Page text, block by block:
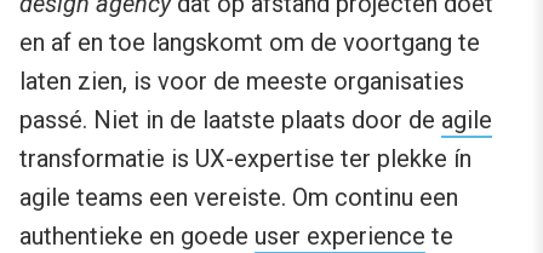
en af en toe langskomt om de voortgang te
laten zien, is voor de meeste organisaties
passé. Niet in de laatste plaats door de agile
transformatie is UX-expertise ter plekke ín
agile teams een vereiste. Om continu een
authentieke en goede user experience te